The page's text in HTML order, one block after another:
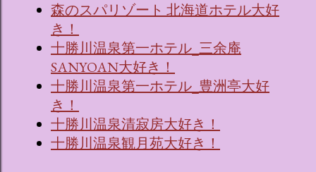
森のスパリゾート 北海道ホテル大好
き！
十勝川温泉第一ホテル_三余庵
SANYOAN大好き！
十勝川温泉第一ホテル_豊洲亭大好
き！
十勝川温泉清寂房大好き！
十勝川温泉観月苑大好き！